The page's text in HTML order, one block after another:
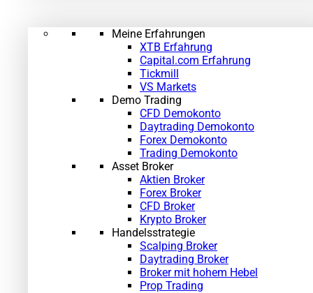
Meine Erfahrungen
XTB Erfahrung
Capital.com Erfahrung
Tickmill
VS Markets
Demo Trading
CFD Demokonto
Daytrading Demokonto
Forex Demokonto
Trading Demokonto
Asset Broker
Aktien Broker
Forex Broker
CFD Broker
Krypto Broker
Handelsstrategie
Scalping Broker
Daytrading Broker
Broker mit hohem Hebel
Prop Trading